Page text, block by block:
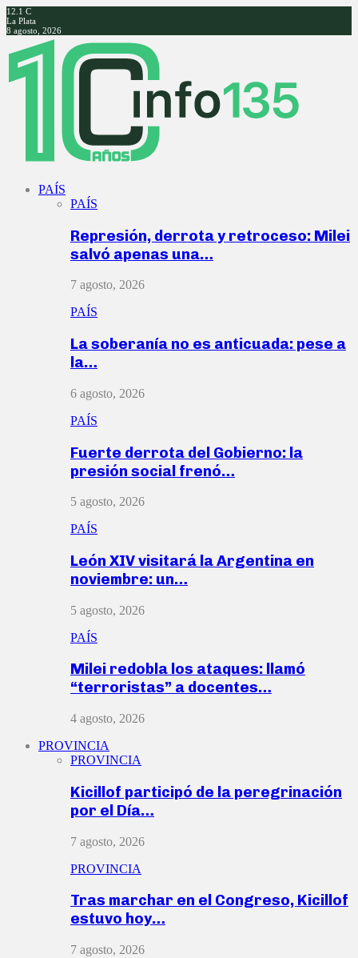
12.1 C
La Plata
8 agosto, 2026
Facebook
Twitter
Instagram
Youtube
PAÍS
PAÍS
Represión, derrota y retroceso: Milei
salvó apenas una…
7 agosto, 2026
PAÍS
La soberanía no es anticuada: pese a
la…
6 agosto, 2026
PAÍS
Fuerte derrota del Gobierno: la
presión social frenó…
5 agosto, 2026
PAÍS
León XIV visitará la Argentina en
noviembre: un…
5 agosto, 2026
PAÍS
Milei redobla los ataques: llamó
“terroristas” a docentes…
4 agosto, 2026
PROVINCIA
PROVINCIA
Kicillof participó de la peregrinación
por el Día…
7 agosto, 2026
PROVINCIA
Tras marchar en el Congreso, Kicillof
estuvo hoy…
7 agosto, 2026